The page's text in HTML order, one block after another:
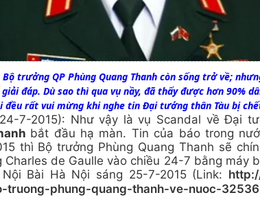
trưởng QP Phùng Quang Thanh còn sống trở về;
đáp. Dù sao thì qua vụ nầy, đã thấy được hơn 90%
đều rất vui mừng khi nghe tin Đại tướng thân Tàu bị
7-2015): Như vậy là vụ Scandal về Đại
bắt đầu hạ màn. Tin của báo trong
thì Bộ trưởng Phùng Quang Thanh sẽ
Charles de Gaulle vào chiều 24-7 bằng máy
Bài Hà Nội sáng 25-7-2015 (Link:
truong-phung-quang-thanh-ve-nuoc-